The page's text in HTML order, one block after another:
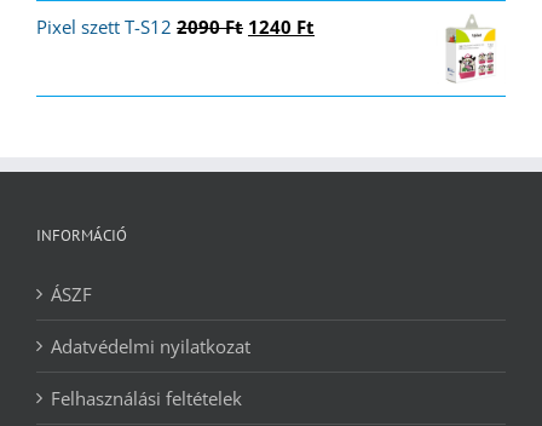
Pixel szett T-S12 2090Ft Original
1240 Ft
INFORMÁCIÓ
ÁSZF
Adatvédelmi nyilatkozat
Felhasználási feltételek